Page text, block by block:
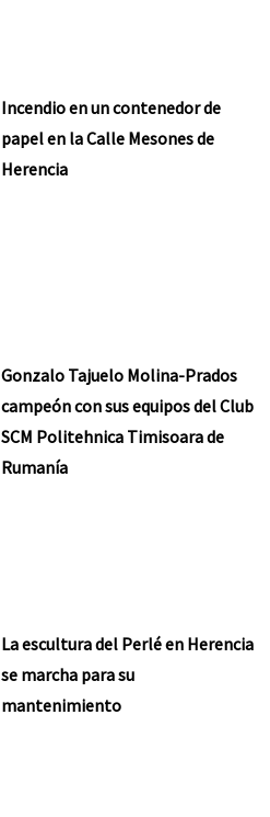
Incendio en un contenedor de
papel en la Calle Mesones de
Herencia
Gonzalo Tajuelo Molina-Prados
campeón con sus equipos del Club
SCM Politehnica Timisoara de
Rumanía
La escultura del Perlé en Herencia
se marcha para su
mantenimiento